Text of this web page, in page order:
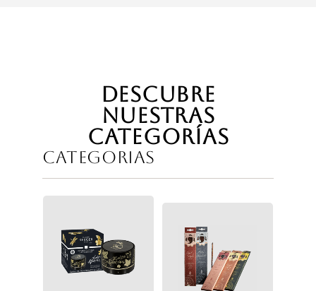
DESCUBRE
NUESTRAS
CATEGORÍAS
Categorias